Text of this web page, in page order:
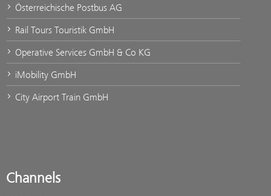
Österreichische Postbus AG
Rail Tours Touristik GmbH
Operative Services GmbH & Co KG
iMobility GmbH
City Airport Train GmbH
Channels